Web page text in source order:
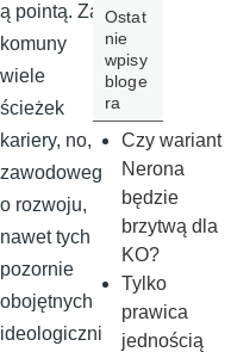
ą pointą. Za
komuny
wiele
ścieżek
kariery, no,
zawodoweg
o rozwoju,
nawet tych
pozornie
obojętnych
ideologiczni
Ostat
nie
wpisy
bloge
ra
Czy wariant
Nerona
będzie
brzytwą dla
KO?
Tylko
prawica
jednością